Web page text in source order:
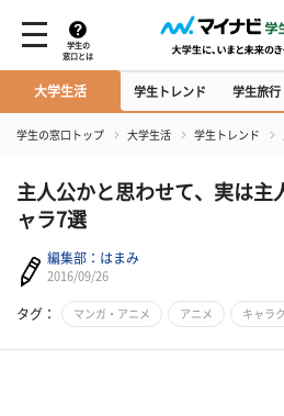
学生の
窓口とは
大学生活 学生トレンド 学生旅行
学生の窓口トップ 大学生活 学生トレンド
主人公かと思わせて、実は主
ャラ7選
編集部：はまみ
2016/09/26
タグ： マンガ・アニメ アニメ キャラ